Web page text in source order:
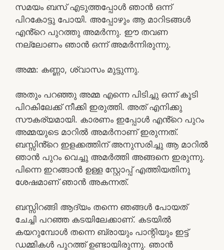
സമയം ബസ് എടുത്തപ്പോൾ ഞാൻ ഒന്ന്
പിറകോട്ടു പോയി. അപ്പോഴും ആ മാറിടങ്ങൾ
എൻ്റെ പുറത്തു അമർന്നു. ഈ തവണ
നല്ലോണം ഞാൻ ഒന്ന് അമർന്നിരുന്നു.
അമ്മ: കണ്ണാ, ശ്വാസം മുട്ടുന്നു.
അതും പറഞ്ഞു അമ്മ എന്നെ പിടിച്ചു ഒന്ന് കൂടി
പിറകിലേക്ക് നീക്കി ഇരുത്തി. അത് എനിക്കു
സൗകര്യമായി. കാരണം ഇപ്പോൾ എൻ്റെ പുറം
അമ്മയുടെ മാറിൽ അമർനാണ് ഇരുന്നത്.
ബസ്സിൻ്റെ ഇളക്കത്തിന് അനുസരിച്ചു ആ മാറിൽ
ഞാൻ പുറം വെച്ചു അമർത്തി അങ്ങനെ ഇരുന്നു.
പിന്നെ ഇറങ്ങാൻ ഉള്ള സ്റ്റോപ്പ്‌ എത്തിയതിനു
ശേഷമാണ് ഞാൻ അകന്നത്.
ബസ്സിറങ്ങി ആദ്യം തന്നെ ഞങ്ങൾ പോയത്
ചേച്ചി പറഞ്ഞ കടയിലേക്കാണ്. കടയിൽ
കയറുമ്പോൾ തന്നെ ബ്രായും പാന്റിയും ഇട്ട്
ഡമ്മികൾ പുറത്ത് ഉണ്ടായിരുന്നു. ഞാൻ